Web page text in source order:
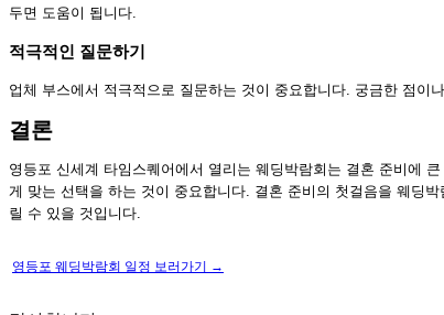
두면 도움이 됩니다.
적극적인 질문하기
업체 부스에서 적극적으로 질문하는 것이 중요합니다. 궁금한 점이
결론
영등포 신세계 타임스퀘어에서 열리는 웨딩박람회는 결혼 준비에
게 맞는 선택을 하는 것이 중요합니다. 결혼 준비의 첫걸음을 웨딩
릴 수 있을 것입니다.
영등포 웨딩박람회 일정 보러가기 →